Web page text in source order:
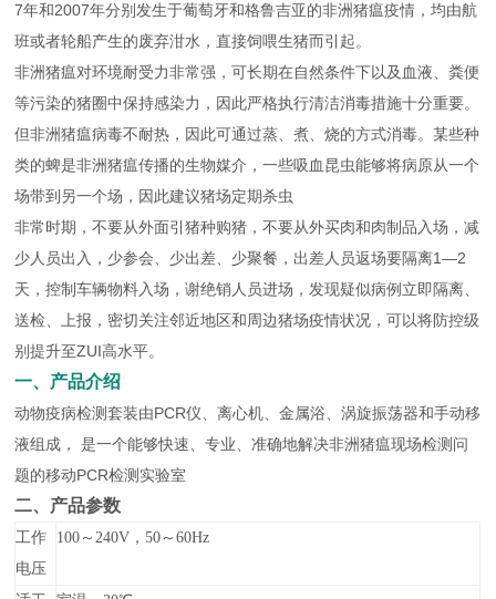
7年和2007年分别发生于葡萄牙和格鲁吉亚的非洲猪瘟疫情，均由航
班或者轮船产生的废弃泔水，直接饲喂生猪而引起。
非洲猪瘟对环境耐受力非常强，可长期在自然条件下以及血液、粪便
等污染的猪圈中保持感染力，因此严格执行清洁消毒措施十分重要。
但非洲猪瘟病毒不耐热，因此可通过蒸、煮、烧的方式消毒。某些种
类的蜱是非洲猪瘟传播的生物媒介，一些吸血昆虫能够将病原从一个
场带到另一个场，因此建议猪场定期杀虫
非常时期，不要从外面引猪种购猪，不要从外买肉和肉制品入场，减
少人员出入，少参会、少出差、少聚餐，出差人员返场要隔离1—2
天，控制车辆物料入场，谢绝销人员进场，发现疑似病例立即隔离、
送检、上报，密切关注邻近地区和周边猪场疫情状况，可以将防控级
别提升至ZUI高水平。
一、产品介绍
动物疫病检测套装由PCR仪、离心机、金属浴、涡旋振荡器和手动移
液组成， 是一个能够快速、专业、准确地解决非洲猪瘟现场检测问
题的移动PCR检测实验室
二、产品参数
工作
电压
100～240V，50～60Hz